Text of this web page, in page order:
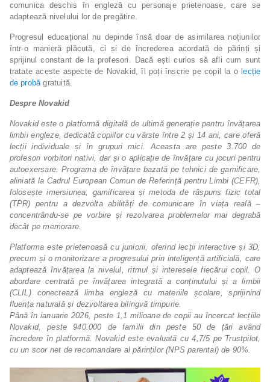
comunica deschis în engleză cu personaje prietenoase, care se
adaptează nivelului lor de pregătire.
Progresul educațional nu depinde însă doar de asimilarea noțiunilor
într-o manieră plăcută, ci și de încrederea acordată de părinți și
sprijinul constant de la profesori. Dacă ești curios să afli cum sunt
tratate aceste aspecte de Novakid, îl poți înscrie pe copil la o lecție
de probăgratuită.
Despre Novakid
Novakid este o platformă digitală de ultimă generație pentru învățarea
limbii engleze, dedicată copiilor cu vârste între 2 și 14 ani, care oferă
lecții individuale și în grupuri mici. Aceasta are peste 3.700 de
profesori vorbitori nativi, dar și o aplicație de învățare cu jocuri pentru
autoexersare. Programa de învățare bazată pe tehnici de gamificare,
aliniată la Cadrul European Comun de Referință pentru Limbi (CEFR),
folosește imersiunea, gamificarea și metoda de răspuns fizic total
(TPR) pentru a dezvolta abilități de comunicare în viața reală –
concentrându-se pe vorbire și rezolvarea problemelor mai degrabă
decât pe memorare.
Platforma este prietenoasă cu juniorii, oferind lecții interactive și 3D,
precum și o monitorizare a progresului prin inteligență artificială, care
adaptează învățarea la nivelul, ritmul și interesele fiecărui copil. O
abordare centrată pe învățarea integrată a conținutului și a limbii
(CLIL) conectează limba engleză cu materiile școlare, sprijinind
fluența naturală și dezvoltarea bilingvă timpurie.
Până în ianuarie 2026, peste 1,1 milioane de copii au încercat lecțiile
Novakid, peste 940.000 de familii din peste 50 de țări având
încredere în platformă. Novakid este evaluată cu 4,7/5 pe Trustpilot,
cu un scor net de recomandare al părinților (NPS parental) de 90%.